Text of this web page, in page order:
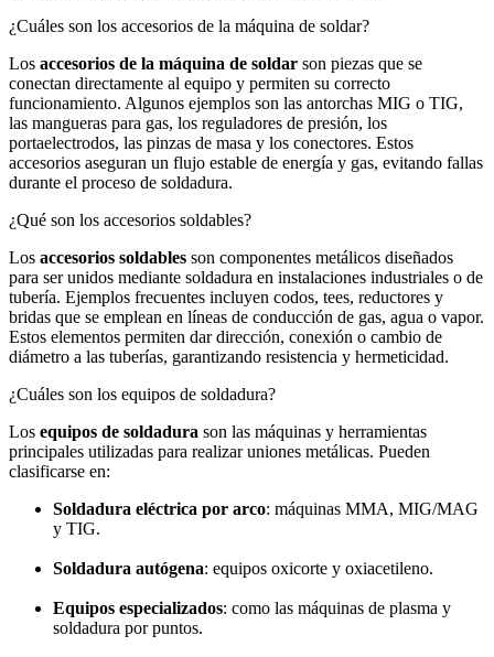
¿Cuáles son los accesorios de la máquina de soldar?
Los accesorios de la máquina de soldar son piezas que se
conectan directamente al equipo y permiten su correcto
funcionamiento. Algunos ejemplos son las antorchas MIG o TIG,
las mangueras para gas, los reguladores de presión, los
portaelectrodos, las pinzas de masa y los conectores. Estos
accesorios aseguran un flujo estable de energía y gas, evitando fallas
durante el proceso de soldadura.
¿Qué son los accesorios soldables?
Los accesorios soldables son componentes metálicos diseñados
para ser unidos mediante soldadura en instalaciones industriales o de
tubería. Ejemplos frecuentes incluyen codos, tees, reductores y
bridas que se emplean en líneas de conducción de gas, agua o vapor.
Estos elementos permiten dar dirección, conexión o cambio de
diámetro a las tuberías, garantizando resistencia y hermeticidad.
¿Cuáles son los equipos de soldadura?
Los equipos de soldadura son las máquinas y herramientas
principales utilizadas para realizar uniones metálicas. Pueden
clasificarse en:
Soldadura eléctrica por arco: máquinas MMA, MIG/MAG
y TIG.
Soldadura autógena: equipos oxicorte y oxiacetileno.
Equipos especializados: como las máquinas de plasma y
soldadura por puntos.